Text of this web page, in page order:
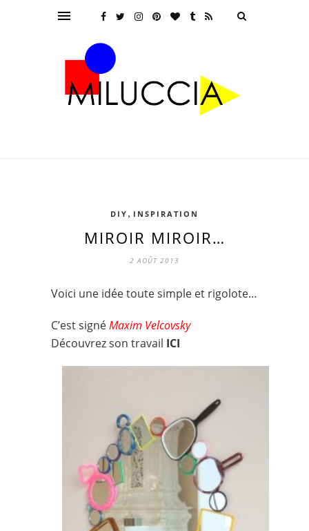
DIY , INSPIRATION
MIROIR MIROIR…
2 AOÛT 2013
Voici une idée toute simple et rigolote…
C’est signéMaxim Velcovsky
Découvrez son travail ICI